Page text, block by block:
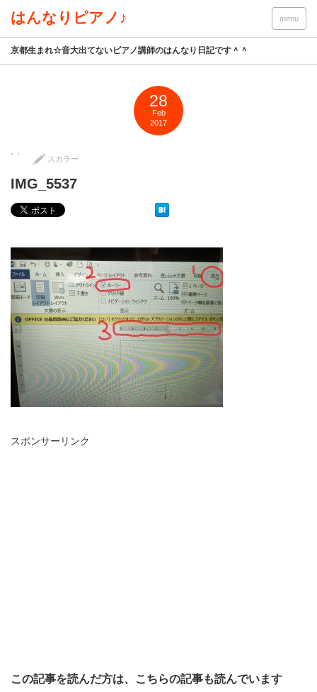
はんなりピアノ♪ menu
京都生まれ☆音大出てないピアノ講師のはんなり日記です＾＾
28
Feb
2017
スカラー
IMG_5537
スポンサーリンク
この記事を読んだ方は、こちらの記事も読んでいます